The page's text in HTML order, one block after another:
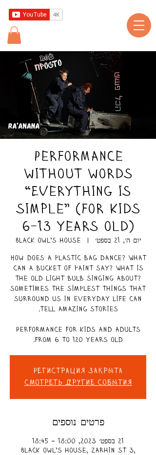
Performance
without words
“Everything is
simple” (for kids
6-13 years old)
יום ה׳, 21 בספט׳ Black owl’s house
How does a plastic bag dance? What
can a bucket of paint say? What is
the old light bulb singing about?
Sometimes the simplest things that
surround us in everyday life can
Performance for kids and adults
from 6 to 120 years old.
Регистрация закрыта
Смотреть другие события
פרטים נוספים
21 בספט׳ 2023, 18:00 – 18:45
Black owl’s house, Zarhin St 3,